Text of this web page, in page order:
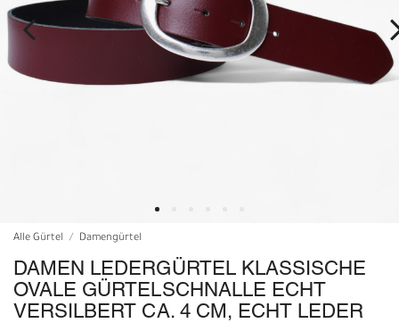
Alle Gürtel Damengürtel
DAMEN LEDERGÜRTEL KLASSISCHE
OVALE GÜRTELSCHNALLE ECHT
VERSILBERT CA. 4 CM, ECHT LEDER